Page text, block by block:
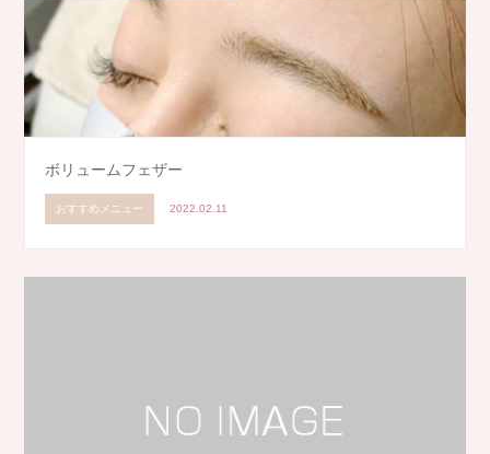
ボリュームフェザー
おすすめメニュー 2022.02.11